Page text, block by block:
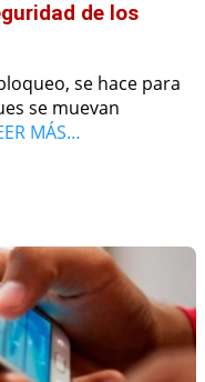
de los
se hace para
se muevan
MÁS…